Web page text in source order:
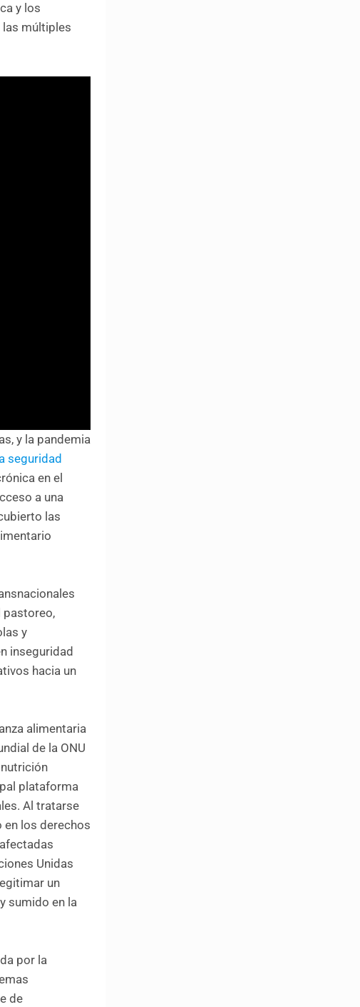
y los
las múltiples
y la pandemia
seguridad
en el
a una
las
pastoreo,
y
inseguridad
hacia un
alimentaria
de la ONU
plataforma
Al tratarse
en los derechos
Unidas
un
sumido en la
por la
de